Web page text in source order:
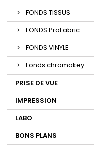
FONDS TISSUS
FONDS ProFabric
FONDS VINYLE
Fonds chromakey
PRISE DE VUE
IMPRESSION
LABO
BONS PLANS